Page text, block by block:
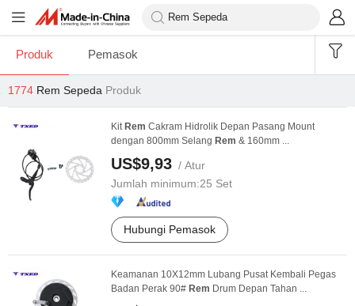
Produk Pemasok
1774 Rem Sepeda Produk
Kit Rem Cakram Hidrolik Depan Pasang Mount
dengan 800mm Selang Rem & 160mm ...
US$9,93 / Atur
Jumlah minimum:25 Set
Hubungi Pemasok
Keamanan 10X12mm Lubang Pusat Kembali Pegas
Badan Perak 90# Rem Drum Depan Tahan ...